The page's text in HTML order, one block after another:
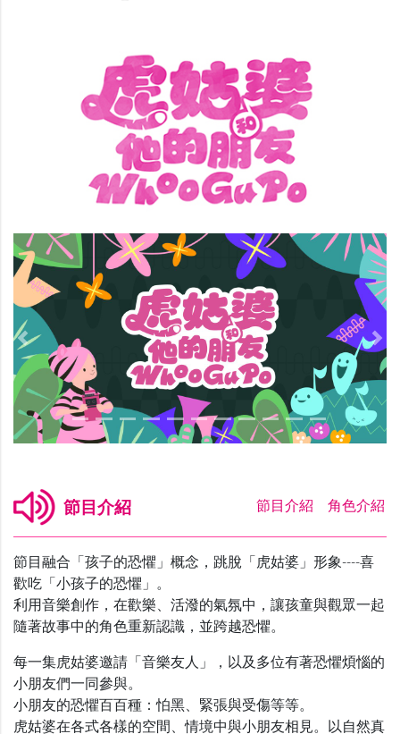
Previous
節目介紹 節目介紹 角色介紹
節目融合「孩子的恐懼」概念，跳脫「虎姑婆」形象----喜
歡吃「小孩子的恐懼」。
利用音樂創作，在歡樂、活潑的氣氛中，讓孩童與觀眾一起
隨著故事中的角色重新認識，並跨越恐懼。
每一集虎姑婆邀請「音樂友人」，以及多位有著恐懼煩惱的
小朋友們一同參與。
小朋友的恐懼百百種：怕黑、緊張與受傷等等。
虎姑婆在各式各樣的空間、情境中與小朋友相見。以自然真